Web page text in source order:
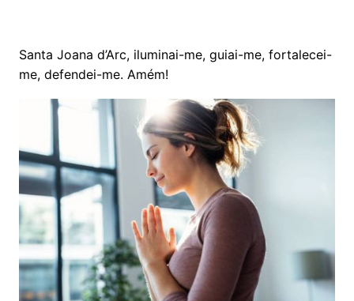
Santa Joana d’Arc, iluminai-me, guiai-me, fortalecei-
me, defendei-me. Amém!